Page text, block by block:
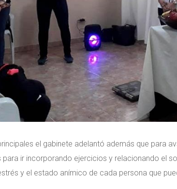
el gabinete adelantó además que para
para ir incorporando ejercicios y relacionando el
y el estado anímico de cada persona que